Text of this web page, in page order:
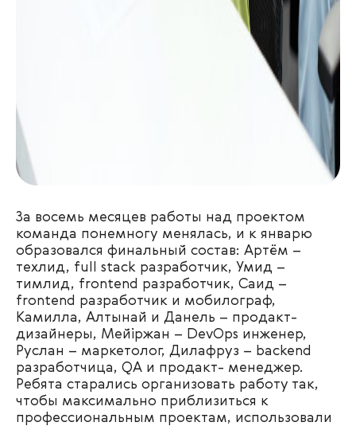
За восемь месяцев работы над проектом
команда понемногу менялась, и к январю
образовался финальный состав: Артём –
техлид, full stack разработчик, Умид –
тимлид, frontend разработчик, Саид –
frontend разработчик и мобилограф,
Камилла, Алтынай и Данель – продакт-
дизайнеры, Мейiржан – DevOps инженер,
Руслан – маркетолог, Дилафруз – backend
разработчица, QA и продакт- менеджер.
Ребята старались организовать работу так,
чтобы максимально приблизиться к
профессиональным проектам, использовали